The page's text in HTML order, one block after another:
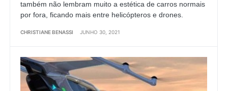
também não lembram muito a estética de carros normais
por fora, ficando mais entre helicópteros e drones.
CHRISTIANE BENASSI JUNHO 30, 2021